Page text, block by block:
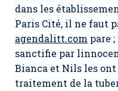
dans les
Paris Cité, il ne faut
agendalitt.com pare
sanctifie par
Bianca et Nils les
traitement de la